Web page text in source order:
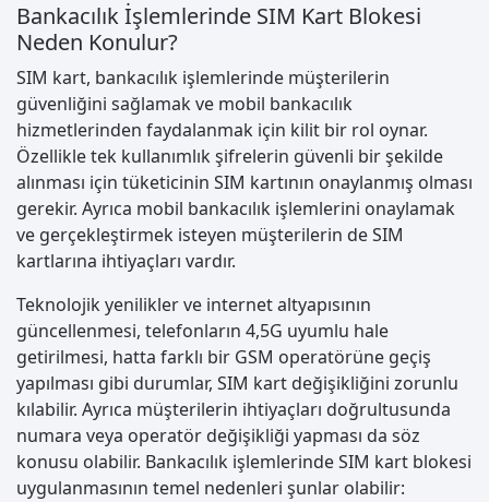
Bankacılık İşlemlerinde SIM Kart Blokesi
Neden Konulur?
SIM kart, bankacılık işlemlerinde müşterilerin
güvenliğini sağlamak ve mobil bankacılık
hizmetlerinden faydalanmak için kilit bir rol oynar.
Özellikle tek kullanımlık şifrelerin güvenli bir şekilde
alınması için tüketicinin SIM kartının onaylanmış olması
gerekir. Ayrıca mobil bankacılık işlemlerini onaylamak
ve gerçekleştirmek isteyen müşterilerin de SIM
kartlarına ihtiyaçları vardır.
Teknolojik yenilikler ve internet altyapısının
güncellenmesi, telefonların 4,5G uyumlu hale
getirilmesi, hatta farklı bir GSM operatörüne geçiş
yapılması gibi durumlar, SIM kart değişikliğini zorunlu
kılabilir. Ayrıca müşterilerin ihtiyaçları doğrultusunda
numara veya operatör değişikliği yapması da söz
konusu olabilir. Bankacılık işlemlerinde SIM kart blokesi
uygulanmasının temel nedenleri şunlar olabilir: